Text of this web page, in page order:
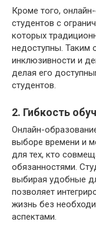
Кроме того,
студентов с
которых
недоступны. Таким
инклюзивности и
делая его
студентов.
2. Гибкость
Онлайн-
выборе времени и
для тех, кто
обязанностями.
выбирая удобные
позволяет
жизнь без
аспектами.